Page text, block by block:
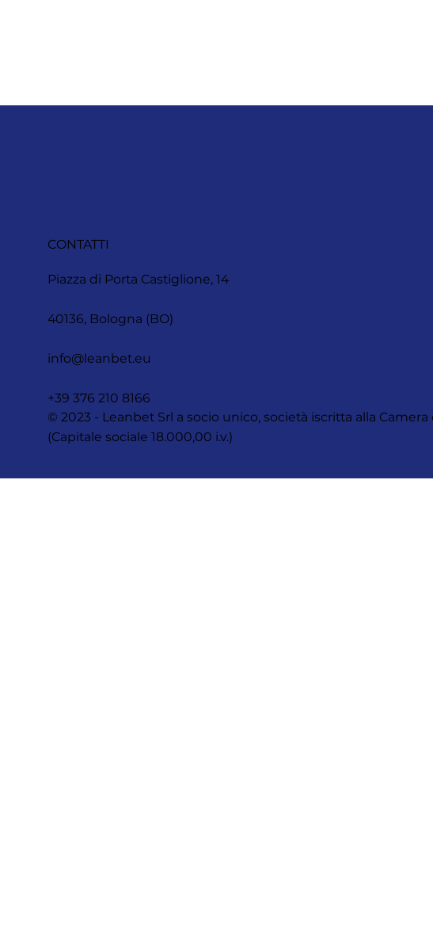
CONTATTI
Piazza di Porta Castiglione, 14
40136, Bologna (BO)
info@leanbet.eu
+39 376 210 8166
© 2023 - Leanbet Srl a socio unico, società iscritta alla
(Capitale sociale 18.000,00 i.v.)